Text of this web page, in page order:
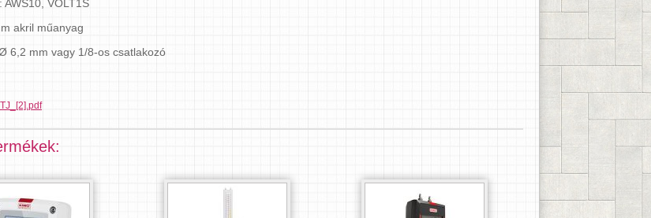
AWS10, VOLT1S
akril műanyag
6,2 mm vagy 1/8-os csatlakozó